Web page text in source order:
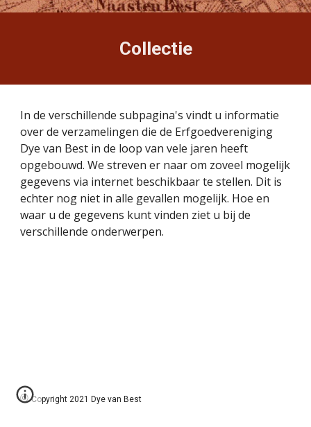
Collectie
In de verschillende subpagina's vindt u informatie
over de verzamelingen die de Erfgoedvereniging
Dye van Best in de loop van vele jaren heeft
opgebouwd. We streven er naar om zoveel mogelijk
gegevens via internet beschikbaar te stellen. Dit is
echter nog niet in alle gevallen mogelijk. Hoe en
waar u de gegevens kunt vinden ziet u bij de
verschillende onderwerpen.
©Copyright 2021 Dye van Best